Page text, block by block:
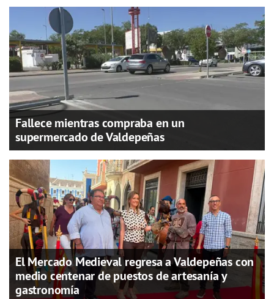
Fallece mientras compraba en un
supermercado de Valdepeñas
El Mercado Medieval regresa a Valdepeñas con
medio centenar de puestos de artesanía y
gastronomía